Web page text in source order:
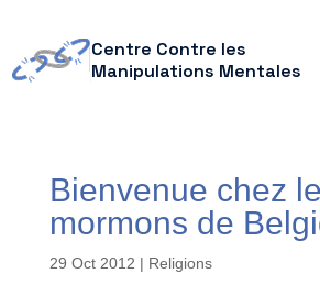
Centre Contre les
Manipulations Mentales
Bienvenue chez
mormons de
29 Oct 2012 | Religions